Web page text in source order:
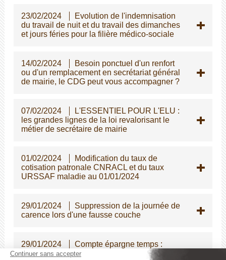
23/02/2024
Evolution de l'indemnisation
du travail de nuit et du travail des dimanches
et jours féries pour la filière médico-sociale
14/02/2024
Besoin ponctuel d'un renfort
ou d'un remplacement en secrétariat général
de mairie, le CDG peut vous accompagner ?
07/02/2024
L'ESSENTIEL POUR L'ELU :
les grandes lignes de la loi revalorisant le
métier de secrétaire de mairie
01/02/2024
Modification du taux de
cotisation patronale CNRACL et du taux
URSSAF maladie au 01/01/2024
29/01/2024
Suppression de la journée de
carence lors d'une fausse couche
29/01/2024
Compte épargne temps :
augmentation exceptionnelle du plafond et